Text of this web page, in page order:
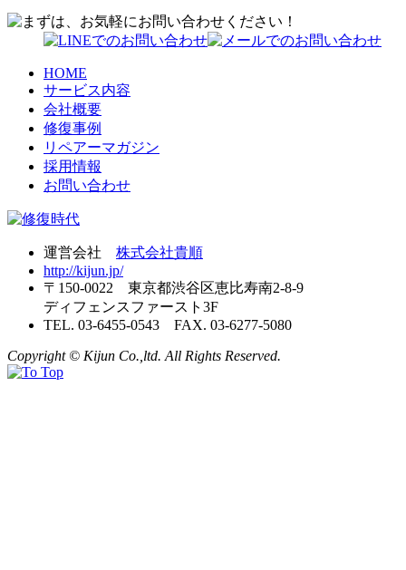
HOME
サービス内容
会社概要
修復事例
リペアーマガジン
採用情報
お問い合わせ
運営会社 株式会社貴順
http://kijun.jp/
〒150-0022 東京都渋谷区恵比寿南2-8-9
ディフェンスファースト3F
TEL. 03-6455-0543 FAX. 03-6277-5080
Copyright © Kijun Co.,ltd. All Rights Reserved.